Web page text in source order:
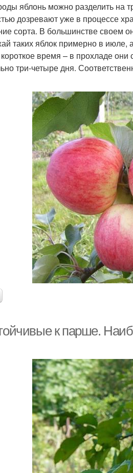
яблонь можно разделить на
дозревают уже в процессе
сорта. В большинстве своем
таких яблок примерно в
время – в прохладе
три-четыре дня.
к парше.